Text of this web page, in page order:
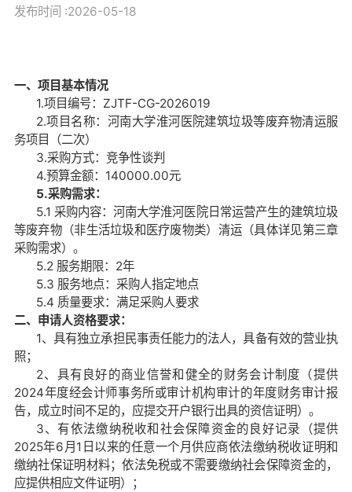
发布时间 :2026-05-18
一、项目基本情况
1.项目编号：ZJTF-CG-2026019
2.项目名称：河南大学淮河医院建筑垃圾等废弃物清运服
务项目（二次）
3.采购方式：竞争性谈判
4.预算金额：140000.00元
5.采购需求：
5.1 采购内容：河南大学淮河医院日常运营产生的建筑垃圾
等废弃物（非生活垃圾和医疗废物类）清运（具体详见第三章
采购需求）。
5.2 服务期限： 2年
5.3 服务地点：采购人指定地点
5.4 质量要求：满足采购人要求
二、申请人资格要求：
1、具有独立承担民事责任能力的法人，具备有效的营业执
照；
2、具有良好的商业信誉和健全的财务会计制度（提供
2024年度经会计师事务所或审计机构审计的年度财务审计报
告，成立时间不足的，应提交开户银行出具的资信证明）。
3、有依法缴纳税收和社会保障资金的良好记录（提供
2025年6月1日以来的任意一个月供应商依法缴纳税收证明和
缴纳社保证明材料；依法免税或不需要缴纳社会保障资金的，
应提供相应文件证明）；